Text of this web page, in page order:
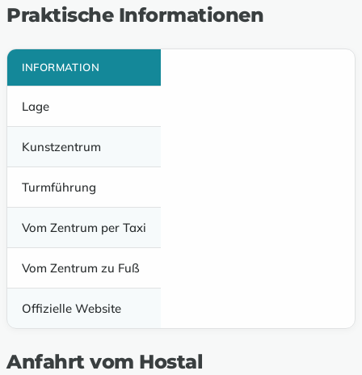
Praktische Informationen
INFORMATION
Lage
Kunstzentrum
Turmführung
Vom Zentrum per Taxi
Vom Zentrum zu Fuß
Offizielle Website
Anfahrt vom Hostal